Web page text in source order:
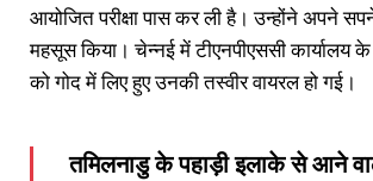
आयोजित परीक्षा पास कर ली है। उन्होंने अपने
महसूस किया। चेन्नई में टीएनपीएससी कार्यालय के
को गोद में लिए हुए उनकी तस्वीर वायरल हो गई।
तमिलनाडु के पहाड़ी इलाके से आने